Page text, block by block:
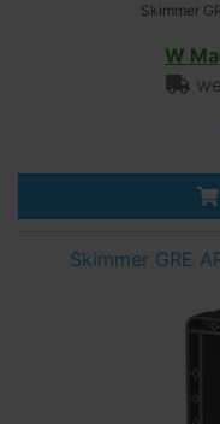
Skimmer
W
Skimmer GRE